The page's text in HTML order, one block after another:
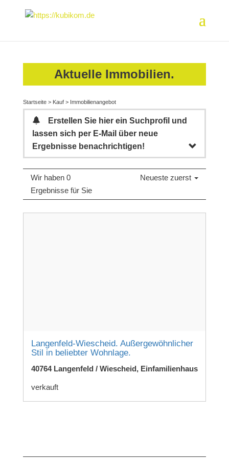
Aktuelle Immobilien.
Startseite> Kauf> Immobilienangebot
Erstellen Sie hier ein Suchprofil und
lassen sich per E-Mail über neue
Ergebnisse benachrichtigen!
Wir haben 0
Ergebnisse für Sie
Neueste zuerst
Langenfeld-Wiescheid. Außergewöhnlicher
Stil in beliebter Wohnlage.
40764 Langenfeld / Wiescheid, Einfamilienhaus
verkauft